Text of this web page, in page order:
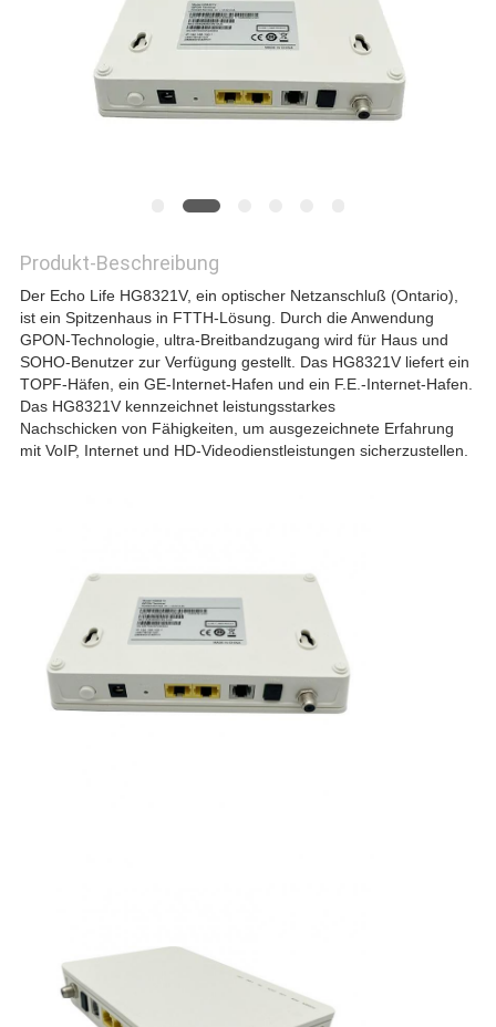
SITEMAP
PRIVACY
Produkt-Beschreibung
Der Echo Life HG8321V, ein optischer Netzanschluß (Ontario),
ist ein Spitzenhaus in FTTH-Lösung. Durch die Anwendung
GPON-Technologie, ultra-Breitbandzugang wird für Haus und
SOHO-Benutzer zur Verfügung gestellt. Das HG8321V liefert ein
TOPF-Häfen, ein GE-Internet-Hafen und ein F.E.-Internet-Hafen.
Das HG8321V kennzeichnet leistungsstarkes
Nachschicken von Fähigkeiten, um ausgezeichnete Erfahrung
mit VoIP, Internet und HD-Videodienstleistungen sicherzustellen.